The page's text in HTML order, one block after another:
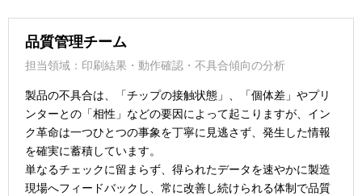
品質管理チーム
担当領域：印刷結果・動作確認・不具合傾向の分析
製品の不具合は、「チップの接触状態」、「個体差」やプリ
ンターとの「相性」などの要因によって起こりますが、イン
ク革命は一つひとつの事象を丁寧に見逃さず、発生した情報
を確実に蓄積しています。
単なるチェックに留まらず、得られたデータを速やかに製造
現場へフィードバックし、常に改善し続けられる体制で品質